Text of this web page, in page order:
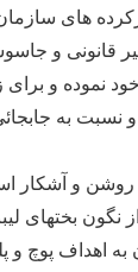
های
قانونی و
نموده و برای
نسبت به
روشن و آشکار
بختهای
اهداف پوچ و